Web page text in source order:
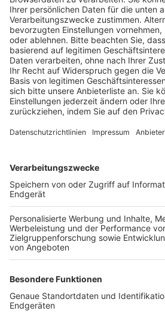
Trainerausbildung
Schulungsangebot Vereinsmitarbeiter
BFV-Geschäftsstellen
Trainerbörse
Login SpielPlus
FOLGE DEM BFV
TOP-VEREINE
TOP-PARTNER